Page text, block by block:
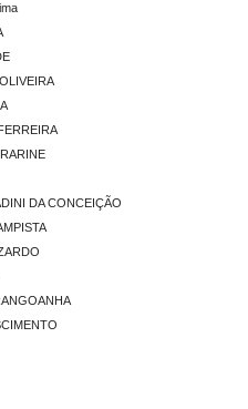
DA CONCEIÇÃO